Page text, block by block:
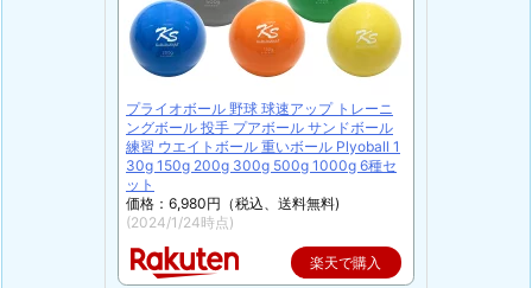
プライオボール 野球 球速アップ トレーニ
ングボール 投手 プアボール サンドボール
練習 ウエイトボール 重いボール Plyoball 1
30g 150g 200g 300g 500g 1000g 6種セ
ット
価格：6,980円（税込、送料無料)
(2024/1/24時点)
楽天で購入